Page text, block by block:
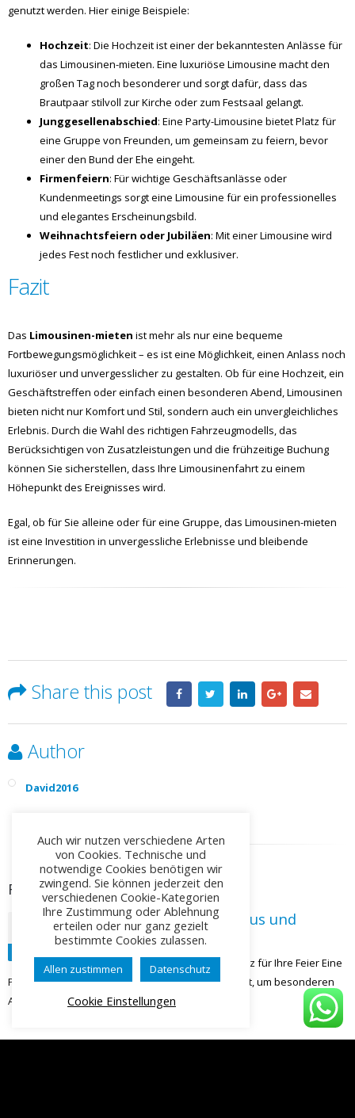
genutzt werden. Hier einige Beispiele:
Hochzeit: Die Hochzeit ist einer der bekanntesten Anlässe für
das Limousinen-mieten. Eine luxuriöse Limousine macht den
großen Tag noch besonderer und sorgt dafür, dass das
Brautpaar stilvoll zur Kirche oder zum Festsaal gelangt.
Junggesellenabschied: Eine Party-Limousine bietet Platz für
eine Gruppe von Freunden, um gemeinsam zu feiern, bevor
einer den Bund der Ehe eingeht.
Firmenfeiern: Für wichtige Geschäftsanlässe oder
Kundenmeetings sorgt eine Limousine für ein professionelles
und elegantes Erscheinungsbild.
Weihnachtsfeiern oder Jubiläen: Mit einer Limousine wird
jedes Fest noch festlicher und exklusiver.
Fazit
Das Limousinen-mieten ist mehr als nur eine bequeme
Fortbewegungsmöglichkeit – es ist eine Möglichkeit, einen Anlass noch
luxuriöser und unvergesslicher zu gestalten. Ob für eine Hochzeit, ein
Geschäftstreffen oder einfach einen besonderen Abend, Limousinen
bieten nicht nur Komfort und Stil, sondern auch ein unvergleichliches
Erlebnis. Durch die Wahl des richtigen Fahrzeugmodells, das
Berücksichtigen von Zusatzleistungen und die frühzeitige Buchung
können Sie sicherstellen, dass Ihre Limousinenfahrt zu einem
Höhepunkt des Ereignisses wird.
Egal, ob für Sie alleine oder für eine Gruppe, das Limousinen-mieten
ist eine Investition in unvergessliche Erlebnisse und bleibende
Erinnerungen.
Share this post
Author
David2016
RELATEDPOSTS
Party Limousine mieten: Luxus und
Eleganz für Ihre Feier 2025
Party Limousine mieten: Luxus und Eleganz für Ihre Feier Eine
Party Limousine mieten ist die perfekte Möglichkeit, um besonderen
Anlässen...
read more
Auch wir nutzen verschiedene Arten
von Cookies. Technische und
notwendige Cookies benötigen wir
zwingend. Sie können jederzeit den
verschiedenen Cookie-Kategorien
Ihre Zustimmung oder Ablehnung
erteilen oder nur ganz gezielt
bestimmte Cookies zulassen.
Allen zustimmen Datenschutz
Cookie Einstellungen